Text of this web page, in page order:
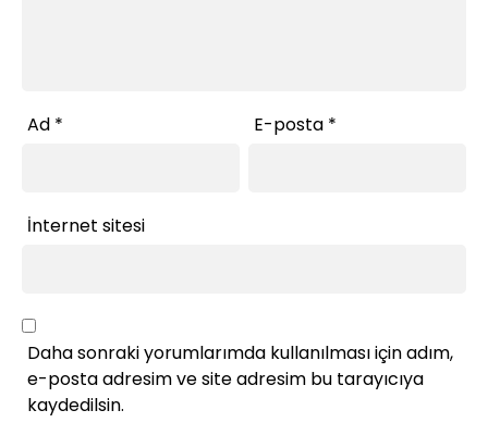
Ad * E-posta *
İnternet sitesi
Daha sonraki yorumlarımda kullanılması için adım,
e-posta adresim ve site adresim bu tarayıcıya
kaydedilsin.